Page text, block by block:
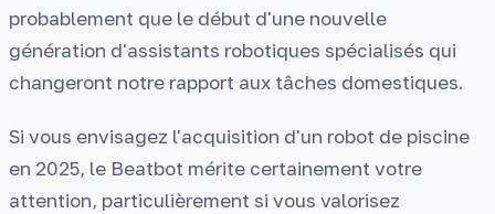
probablement que le début d'une nouvelle
génération d'assistants robotiques spécialisés qui
changeront notre rapport aux tâches domestiques.
Si vous envisagez l'acquisition d'un robot de piscine
en 2025, le Beatbot mérite certainement votre
attention, particulièrement si vous valorisez